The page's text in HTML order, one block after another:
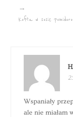
→
Kofta w sosie
Wspaniały
ale nie miałam